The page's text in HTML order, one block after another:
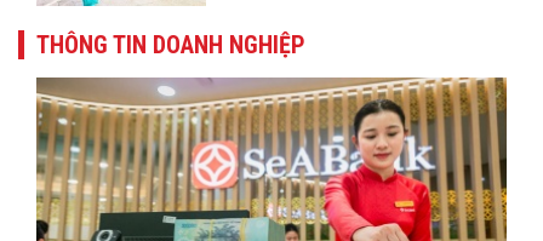
THÔNG TIN DOANH NGHIỆP